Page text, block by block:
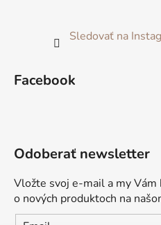
Sledovať na
Facebook
Odoberať newsletter
Vložte svoj e-mail a my
o nových produktoch na